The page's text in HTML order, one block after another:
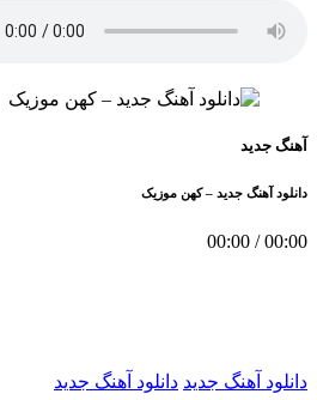
آهنگ جدید
دانلود آهنگ جدید – کهن موزیک
00:00
/
00:00
دانلود آهنگ جدید دانلود آهنگ جدید